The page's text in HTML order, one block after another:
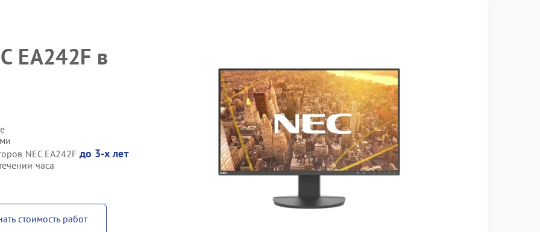
EA242F в
NEC EA242F до 3-х лет
часа
стоимость работ